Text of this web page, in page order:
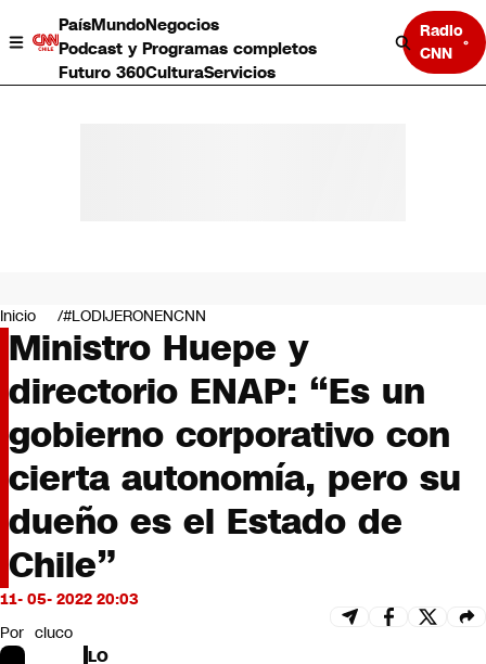
PaísMundoNegocios
Podcast y Programas completos
Futuro 360CulturaServicios
Radio
CNN
Negocios
Deportes
Programas completos
Cultura
Servicios
Bits
CNN Data
CNN tiempo
Futuro 360
Opinión
Inicio #LODIJERONENCNN
Ministro Huepe y
directorio ENAP: “Es un
gobierno corporativo con
cierta autonomía, pero su
dueño es el Estado de
Chile”
11- 05- 2022 20:03
Por cluco
LO